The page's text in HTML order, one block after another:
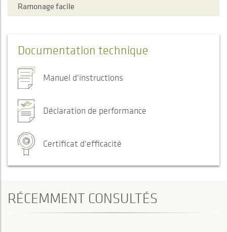
Ramonage facile
Documentation technique
Manuel d'instructions
Déclaration de performance
Certificat d'efficacité
RÉCEMMENT CONSULTÉS